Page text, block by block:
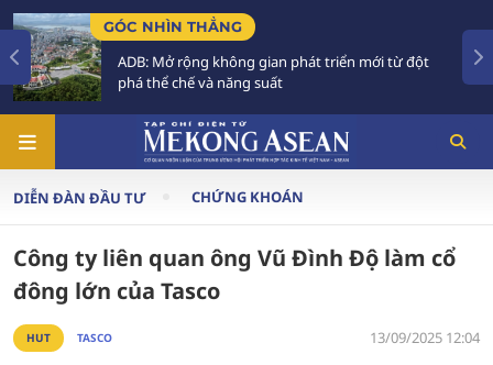
THẲNG
rộng không gian phát triển mới từ đột
và năng suất
TIÊU ĐIỂM
Tăng
Phải xây
DIỄN ĐÀN ĐẦU TƯ CHỨNG KHOÁN
Công ty liên quan ông Vũ Đình Độ làm cổ
đông lớn của Tasco
HUT TASCO 13/09/2025 12:04